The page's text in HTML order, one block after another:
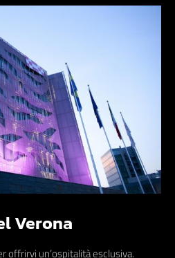
Verona
offrirvi un’ospitalità esclusiva.